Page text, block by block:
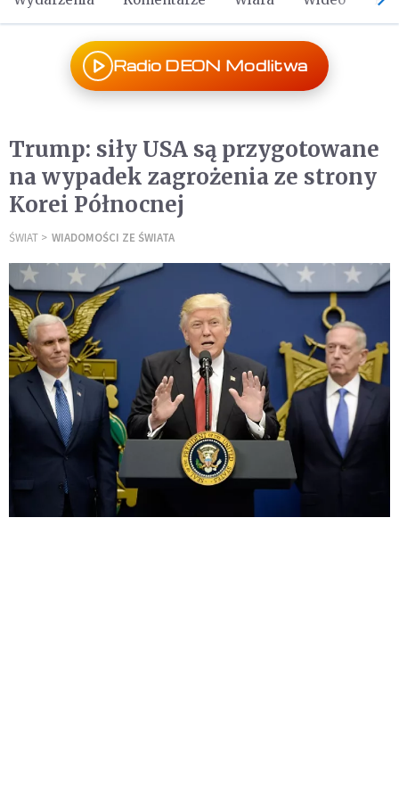
Radio DEON Modlitwa
Trump: siły USA są przygotowane
na wypadek zagrożenia ze strony
Korei Północnej
ŚWIAT WIADOMOŚCI ZE ŚWIATA